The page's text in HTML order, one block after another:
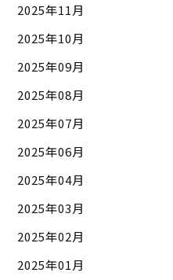
2025年11月
2025年10月
2025年09月
2025年08月
2025年07月
2025年06月
2025年04月
2025年03月
2025年02月
2025年01月